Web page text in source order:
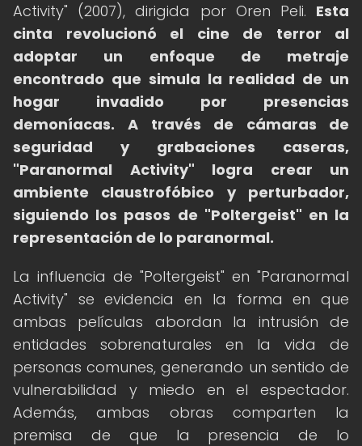
Activity" (2007), dirigida por Oren Peli. Esta
cinta revolucionó el cine de terror al
adoptar un enfoque de metraje
encontrado que simula la realidad de un
hogar invadido por presencias
demoníacas.
A través de cámaras de
seguridad y grabaciones caseras,
"Paranormal Activity" logra crear un
ambiente claustrofóbico y perturbador,
siguiendo los pasos de "Poltergeist" en la
representación de lo paranormal.
La influencia de "Poltergeist" en "Paranormal
Activity" se evidencia en la forma en que
ambas películas abordan la intrusión de
entidades sobrenaturales en la vida de
personas comunes, generando un sentido de
vulnerabilidad y miedo en el espectador.
Además, ambas obras comparten la
premisa de que la presencia de lo